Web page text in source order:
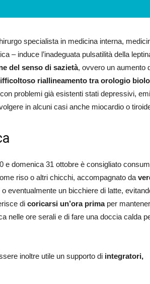
specialista in medicina interna,
– induce l’inadeguata pulsatilità della
del senso di sazietà, ovvero un aumento
riallineamento tra orologio
problemi già esistenti stati depressivi,
in alcuni casi anche miocardio o
e domenica 31 ottobre è consigliato
riso o altri chicchi, accompagnato da
eventualmente un bicchiere di latte,
di coricarsi un’ora primaper
nelle ore serali e di fare una doccia calda
inoltre utile un supporto di integratori,